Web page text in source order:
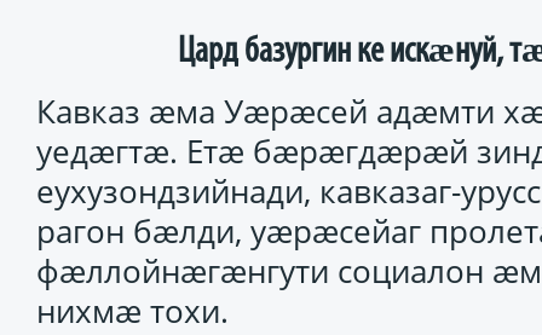
Цард базургин ке
Кавказ ӕма Уӕрӕсей адӕмти
уедӕгтӕ. Етӕ бӕрӕгдӕрӕй
еухузондзийнади, кавказаг-
рагон бӕлди, уӕрӕсейаг
фӕллойнӕгӕнгути социалон
нихмӕ тохи.